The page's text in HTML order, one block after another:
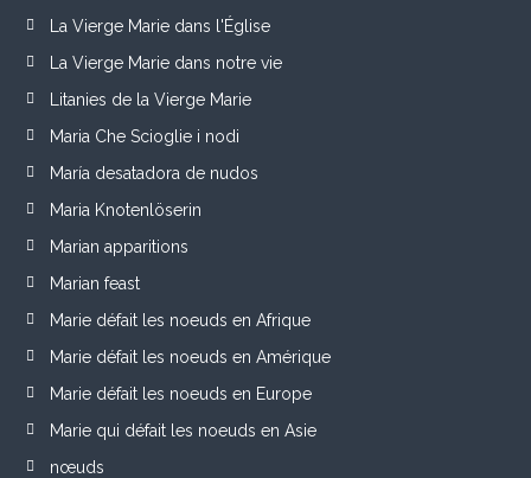
La Vierge Marie dans l'Église
La Vierge Marie dans notre vie
Litanies de la Vierge Marie
Maria Che Scioglie i nodi
María desatadora de nudos
Maria Knotenlöserin
Marian apparitions
Marian feast
Marie défait les noeuds en Afrique
Marie défait les noeuds en Amérique
Marie défait les noeuds en Europe
Marie qui défait les noeuds en Asie
nœuds